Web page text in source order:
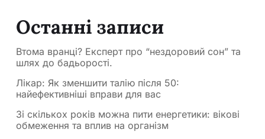
Останні записи
Втома вранці? Експерт про “нездоровий сон” та
шлях до бадьорості.
Лікар: Як зменшити талію після 50:
найефективніші вправи для вас
Зі скількох років можна пити енергетики: вікові
обмеження та вплив на організм